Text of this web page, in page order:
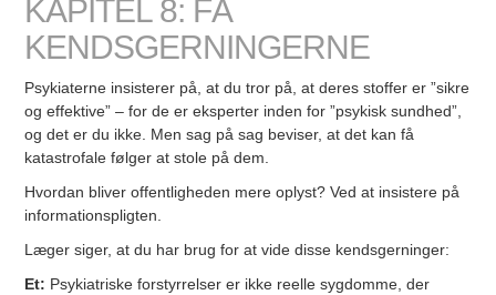
KAPITEL 8: FÅ
KENDSGERNINGERNE
Psykiaterne insisterer på, at du tror på, at deres stoffer er ”sikre
og effektive” – for de er eksperter inden for ”psykisk sundhed”,
og det er du ikke. Men sag på sag beviser, at det kan få
katastrofale følger at stole på dem.
Hvordan bliver offentligheden mere oplyst? Ved at insistere på
informationspligten.
Læger siger, at du har brug for at vide disse kendsgerninger:
Et: Psykiatriske forstyrrelser er ikke reelle sygdomme, der